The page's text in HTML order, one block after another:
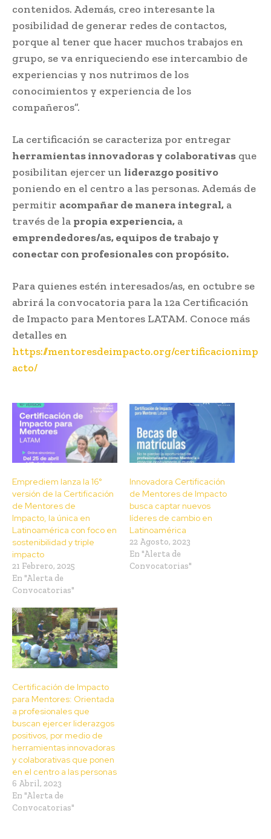
contenidos. Además, creo interesante la
posibilidad de generar redes de contactos,
porque al tener que hacer muchos trabajos en
grupo, se va enriqueciendo ese intercambio de
experiencias y nos nutrimos de los
conocimientos y experiencia de los
compañeros”.
La certificación se caracteriza por entregar
herramientas innovadoras y colaborativas que
posibilitan ejercer un liderazgo positivo
poniendo en el centro a las personas. Además de
permitir acompañar de manera integral, a
través de la propia experiencia, a
emprendedores/as, equipos de trabajo y
conectar con profesionales con propósito.
Para quienes estén interesados/as, en octubre se
abrirá la convocatoria para la 12a Certificación
de Impacto para Mentores LATAM. Conoce más
detalles en
https://mentoresdeimpacto.org/certificacionimp
acto/
Emprediem lanza la 16°
versión de la Certificación
de Mentores de
Impacto, la única en
Latinoamérica con foco en
sostenibilidad y triple
impacto
21 Febrero, 2025
En "Alerta de
Convocatorias"
Innovadora Certificación
de Mentores de Impacto
busca captar nuevos
líderes de cambio en
Latinoamérica
22 Agosto, 2023
En "Alerta de
Convocatorias"
Certificación de Impacto
para Mentores: Orientada
a profesionales que
buscan ejercer liderazgos
positivos, por medio de
herramientas innovadoras
y colaborativas que ponen
en el centro a las personas
6 Abril, 2023
En "Alerta de
Convocatorias"